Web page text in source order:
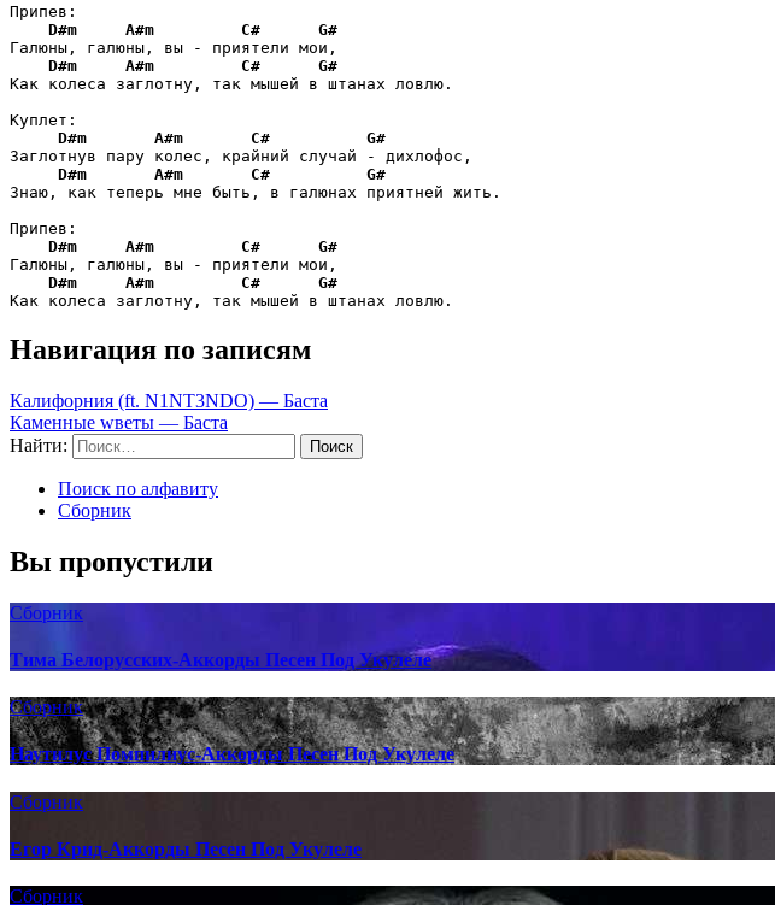
Припев:
D#m
A#m C#
G#
Галюны, галюны, вы - приятели мои,
D#m
A#m C#
G#
Как колеса заглотну, так мышей в штанах ловлю.
Куплет:
D#m
A#m C#
G#
Заглотнув пару колес, крайний случай - дихлофос,
D#m
A#m C#
G#
Знаю, как теперь мне быть, в галюнах приятней жить.
Припев:
D#m
A#m C#
G#
Галюны, галюны, вы - приятели мои,
D#m
A#m C#
G#
Как колеса заглотну, так мышей в штанах ловлю.
Навигация по записям
Калифорния (ft. N1NT3NDO) — Баста
Каменные wветы — Баста
Найти:
Поиск по алфавиту
Сборник
Вы пропустили
Сборник
Тима Белорусских-Аккорды Песен Под Укулеле
Сборник
Наутилус Помпилиус-Аккорды Песен Под Укулеле
Сборник
Егор Крид-Аккорды Песен Под Укулеле
Сборник